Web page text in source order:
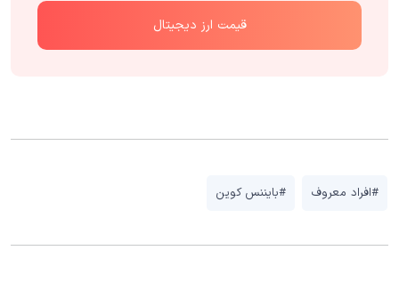
قیمت ارز دیجیتال
#افراد معروف #بایننس کوین